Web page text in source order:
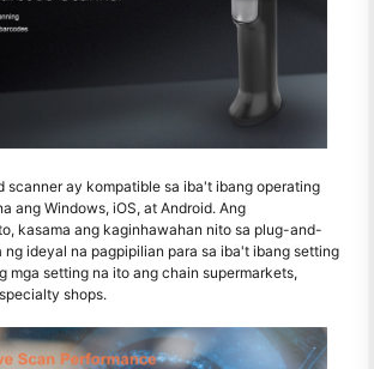
scanner ay kompatible sa iba't ibang operating
ang Windows, iOS, at Android. Ang
kasama ang kaginhawahan nito sa plug-and-
ng ideyal na pagpipilian para sa iba't ibang setting
mga setting na ito ang chain supermarkets,
shops.